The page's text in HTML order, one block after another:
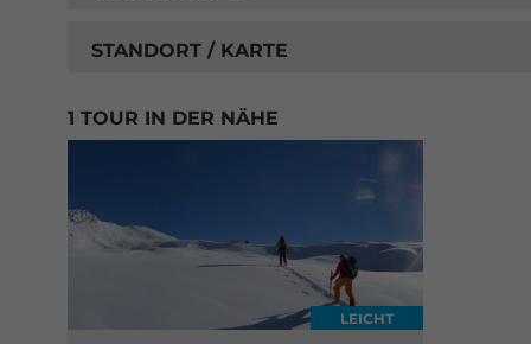
STANDORT / KARTE
1 TOUR IN DER NÄHE
LEICHT